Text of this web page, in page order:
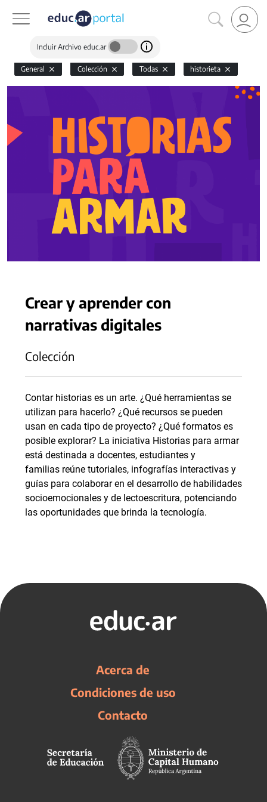
Incluir Archivo educ.ar
General Colección Todas historieta
Crear y aprender con
narrativas digitales
Colección
Contar historias es un arte. ¿Qué herramientas se
utilizan para hacerlo? ¿Qué recursos se pueden
usan en cada tipo de proyecto? ¿Qué formatos es
posible explorar? La iniciativa Historias para armar
está destinada a docentes, estudiantes y
familias reúne tutoriales, infografías interactivas y
guías para colaborar en el desarrollo de habilidades
socioemocionales y de lectoescritura, potenciando
las oportunidades que brinda la tecnología.
Acerca de
Condiciones de uso
Contacto